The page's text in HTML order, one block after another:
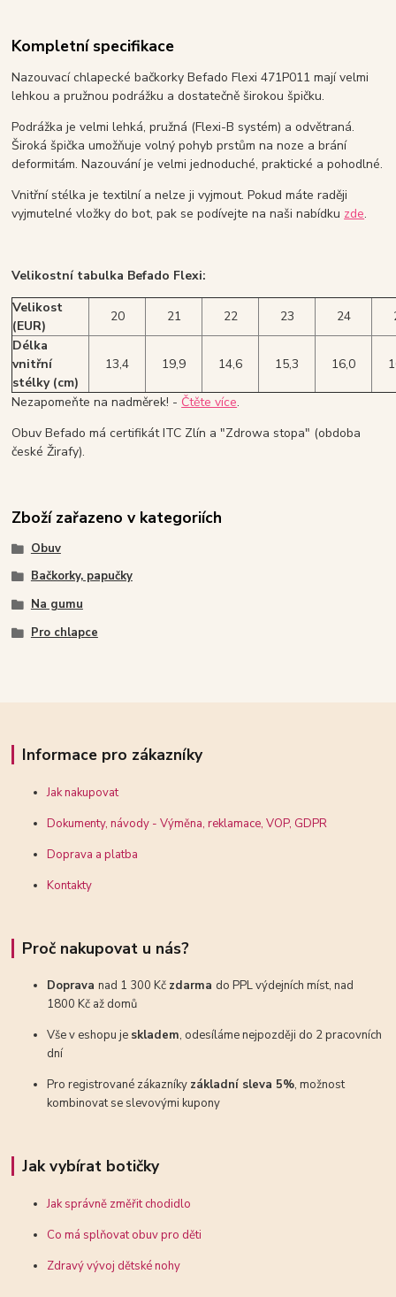
Kompletní specifikace
Nazouvací chlapecké bačkorky Befado Flexi 471P011 mají velmi
lehkou a pružnou podrážku a dostatečně širokou špičku.
Podrážka je velmi lehká, pružná (Flexi-B systém) a odvětraná.
Široká špička umožňuje volný pohyb prstům na noze a brání
deformitám. Nazouvání je velmi jednoduché, praktické a pohodlné.
Vnitřní stélka je textilní a nelze ji vyjmout. Pokud máte raději
vyjmutelné vložky do bot, pak se podívejte na naši nabídku zde.
Velikostní tabulka Befado Flexi:
Velikost
(EUR)
20 21 22 23 24
Délka
vnitřní
stélky (cm)
13,4 19,9 14,6 15,3 16,0
Nezapomeňte na nadměrek! - Čtěte více.
Obuv Befado má certifikát ITC Zlín a "Zdrowa stopa" (obdoba
české Žirafy).
Zboží zařazeno v kategoriích
Obuv
Bačkorky, papučky
Na gumu
Pro chlapce
Informace pro zákazníky
Jak nakupovat
Dokumenty, návody - Výměna, reklamace, VOP, GDPR
Doprava a platba
Kontakty
Proč nakupovat u nás?
Dopravanad 1 300 Kč zdarma do PPL výdejních míst, nad
1800 Kč až domů
Vše v eshopu je skladem, odesíláme nejpozději do 2 pracovních
dní
Pro registrované zákazníky základní sleva 5%, možnost
kombinovat se slevovými kupony
Jak vybírat botičky
Jak správně změřit chodidlo
Co má splňovat obuv pro děti
Zdravý vývoj dětské nohy